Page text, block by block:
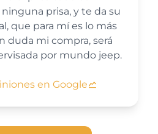
prisa, y te da su
que para mí es lo más
duda mi compra, será
por mundo jeep.
en Google